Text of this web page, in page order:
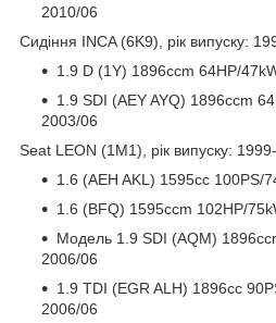
2010/06
Сидіння INCA (6K9), рік випуску:
1.9 D (1Y) 1896ccm 64HP/
1.9 SDI (AEY AYQ) 1896ccm
2003/06
Seat LEON (1M1), рік випуску:
1.6 (AEH AKL) 1595cc 100PS/
1.6 (BFQ) 1595ccm 102HP/
Модель 1.9 SDI (AQM)
2006/06
1.9 TDI (EGR ALH) 1896cc
2006/06